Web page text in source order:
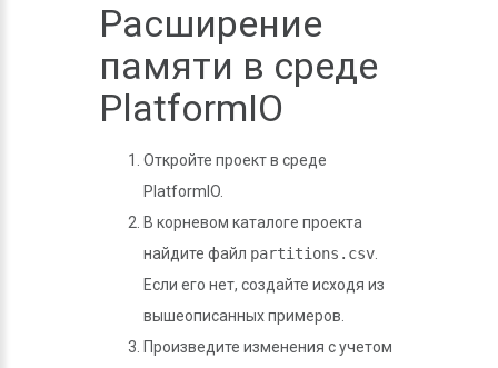
Расширение
памяти в среде
PlatformIO
Откройте проект в среде
PlatformIO.
В корневом каталоге проекта
найдите файл partitions.csv
Если его нет, создайте исходя из
вышеописанных примеров.
Произведите изменения с учетом